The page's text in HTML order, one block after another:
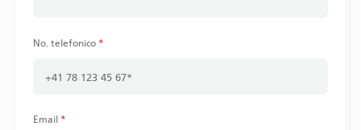
No. telefonico *
Email *